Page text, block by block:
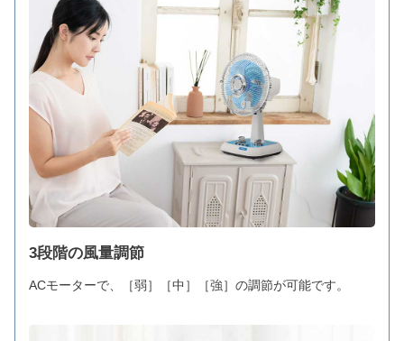
3段階の風量調節
ACモーターで、［弱］［中］［強］の調節が可能です。